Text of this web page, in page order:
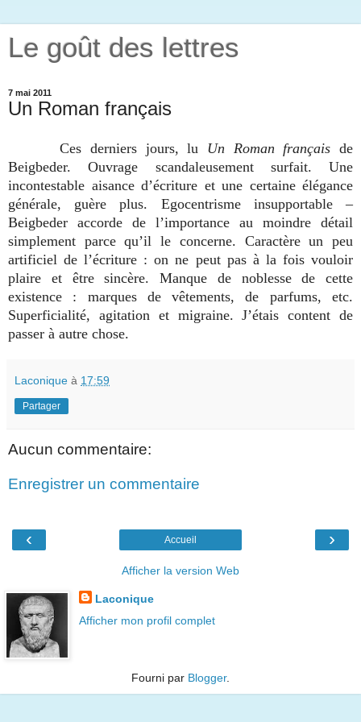
Le goût des lettres
7 mai 2011
Un Roman français
Ces derniers jours, lu Un Roman françaisde
Beigbeder. Ouvrage scandaleusement surfait. Une
incontestable aisance d’écriture et une certaine élégance
générale, guère plus. Egocentrisme insupportable –
Beigbeder accorde de l’importance au moindre détail
simplement parce qu’il le concerne. Caractère un peu
artificiel de l’écriture : on ne peut pas à la fois vouloir
plaire et être sincère. Manque de noblesse de cette
existence : marques de vêtements, de parfums, etc.
Superficialité, agitation et migraine. J’étais content de
passer à autre chose.
Laconique à 17:59
Partager
Aucun commentaire:
Enregistrer un commentaire
‹ ›
Accueil
Afficher la version Web
Laconique
Afficher mon profil complet
Fourni par Blogger.